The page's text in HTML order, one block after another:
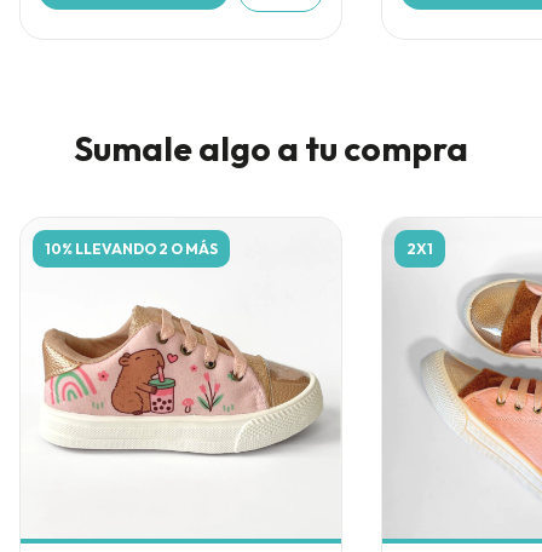
Sumale algo a tu compra
10% LLEVANDO 2 O MÁS 2X1